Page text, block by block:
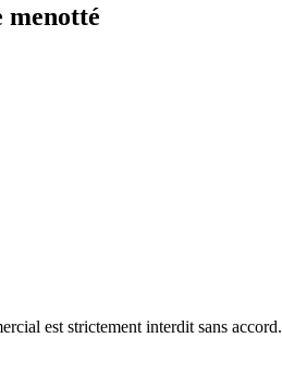
menotté
est strictement interdit sans accord.